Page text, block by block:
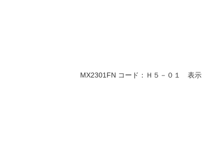
MX2301FN コード：Ｈ５－０１ 表示